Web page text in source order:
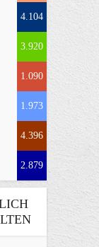
4.104
3.920
1.090
1.973
4.396
2.879